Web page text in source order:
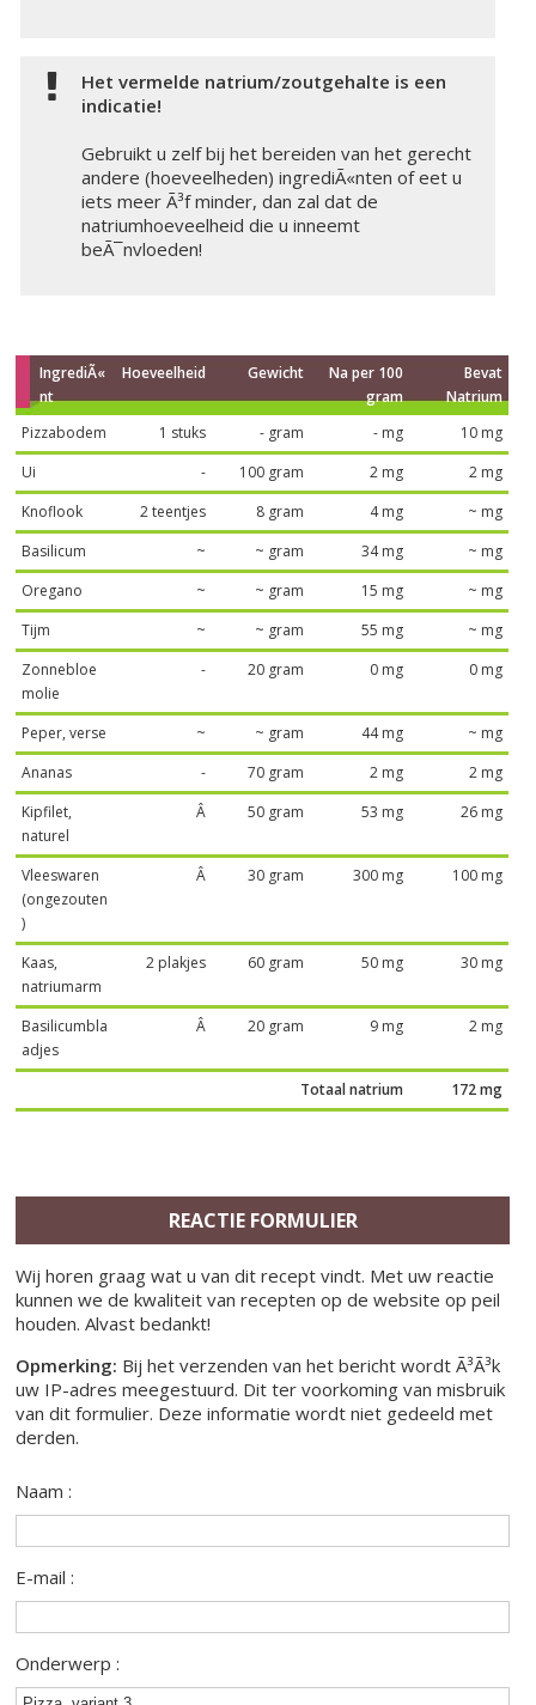
Het vermelde natrium/zoutgehalte is een
indicatie!
Gebruikt u zelf bij het bereiden van het gerecht
andere (hoeveelheden) ingrediÃ«nten of eet u
iets meer Ã³f minder, dan zal dat de
natriumhoeveelheid die u inneemt
beÃ¯nvloeden!
IngrediÃ«
nt
Hoeveelheid Gewicht
Na per 100
gram
Bevat
Natrium
Pizzabodem
1 stuks - gram - mg
10 mg
Ui
- 100 gram 2 mg
2 mg
Knoflook
2 teentjes 8 gram 4 mg
~ mg
Basilicum
~ ~ gram 34 mg
~ mg
Oregano
~ ~ gram 15 mg
~ mg
Tijm
~ ~ gram 55 mg
~ mg
Zonnebloe
molie
- 20 gram 0 mg 0 mg
Peper, verse ~ ~ gram 44 mg
~ mg
Ananas
- 70 gram 2 mg
2 mg
Kipfilet,
naturel
Â 50 gram 53 mg 26 mg
Vleeswaren
(ongezouten
)
Â 30 gram 300 mg 100 mg
Kaas,
natriumarm
2 plakjes 60 gram 50 mg 30 mg
Basilicumbla
adjes
Â 20 gram 9 mg 2 mg
Totaal natrium 172 mg
REACTIE FORMULIER
Wij horen graag wat u van dit recept vindt. Met uw reactie
kunnen we de kwaliteit van recepten op de website op peil
houden. Alvast bedankt!
Opmerking: Bij het verzenden van het bericht wordt Ã³Ã³k
uw IP-adres meegestuurd. Dit ter voorkoming van misbruik
van dit formulier. Deze informatie wordt niet gedeeld met
derden.
Naam :
E-mail :
Onderwerp :